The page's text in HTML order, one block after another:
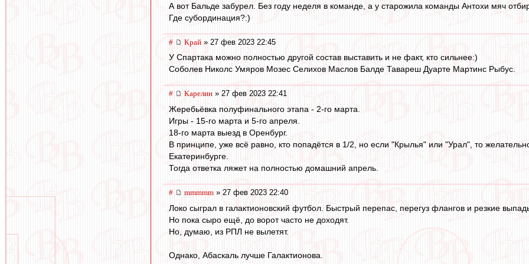
А вот Бальде забурел. Без году неделя в команде, а у старожила команды Антохи мяч
Где субординация?:)
# Край » 27 фев 2023 22:45
У Спартака можно полностью другой состав выставить и не факт, кто сильнее:)
Соболев Николс Умяров Мозес Селихов Маслов Балде Тавареш Дуарте Мартинс Рыбус.
# Карелин » 27 фев 2023 22:41
Жеребьёвка полуфинального этапа - 2-го марта.
Игры - 15-го марта и 5-го апреля.
18-го марта выезд в Оренбург.
В принципе, уже всё равно, кто попадётся в 1/2, но если "Крылья" или "Урал", то
Екатеринбурге.
Тогда ответка ляжет на полностью домашний апрель.
# mmmmm » 27 фев 2023 22:40
Локо сыграл в галактионовский футбол. Быстрый перепас, перегуз флангов и резкие
Но пока сыро ещё, до ворот часто не доходят.
Но, думаю, из РПЛ не вылетят.
Однако, Абаскаль лучше Галактионова.